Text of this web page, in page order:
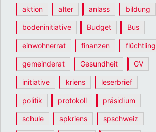
aktion alter anlass bildung
bodeninitiative Budget Bus
einwohnerrat finanzen flüchtling
gemeinderat Gesundheit GV
initiative kriens leserbrief
politik protokoll präsidium
schule spkriens spschweiz